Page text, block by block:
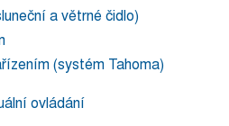
a větrné čidlo)
(systém Tahoma)
ovládání